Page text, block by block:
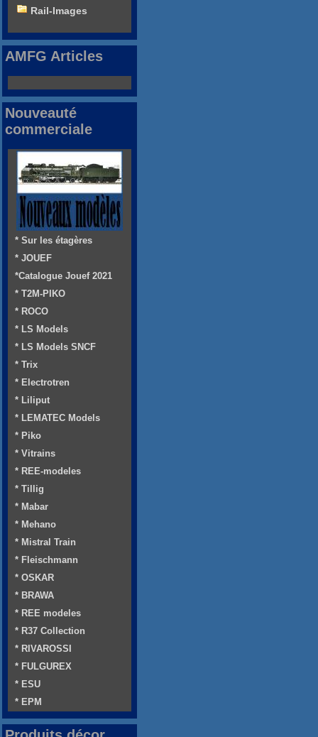
Rail-Images
AMFG Articles
Nouveauté
commerciale
* Sur les étagères
* JOUEF
*Catalogue Jouef 2021
* T2M-PIKO
* ROCO
* LS Models
* LS Models SNCF
* Trix
* Electrotren
* Liliput
* LEMATEC Models
* Piko
* Vitrains
* REE-modeles
* Tillig
* Mabar
* Mehano
* Mistral Train
* Fleischmann
* OSKAR
* BRAWA
* REE modeles
* R37 Collection
* RIVAROSSI
* FULGUREX
* ESU
* EPM